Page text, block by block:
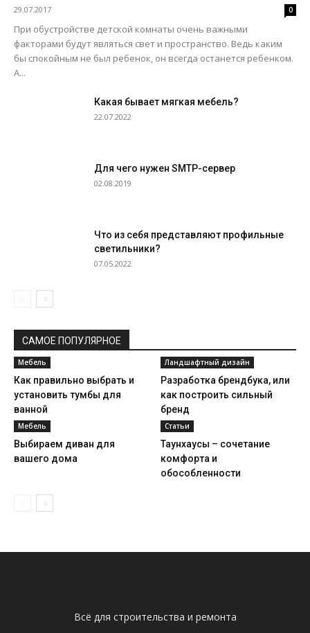
29.07.2017 0
При обустройстве детской комнаты очень важными
факторами будут являться свет и пространство. Ведь каким
бы спокойным не был ребенок, он всегда останется ребенком.
А...
Какая бывает мягкая мебель?
22.07.2022
Для чего нужен SMTP-сервер
02.08.2019
Что из себя представляют профильные
светильники?
07.05.2022
САМОЕ ПОПУЛЯРНОЕ
Мебель
Как правильно выбрать и
установить тумбы для
ванной
Ландшафтный дизайн
Разработка брендбука, или
как построить сильный
бренд
Мебель
Выбираем диван для
вашего дома
Статьи
Таунхаусы – сочетание
комфорта и
обособленности
Всё для строительства и ремонта